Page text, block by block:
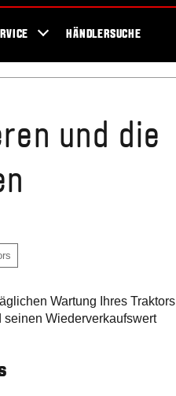
HÄNDLERSUCHE
und die
Wartung Ihres Traktors
Wiederverkaufswert